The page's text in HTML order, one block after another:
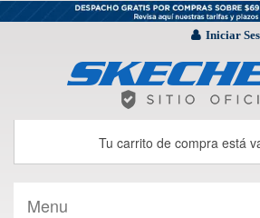
Iniciar
Tu carrito de compra está
Menu